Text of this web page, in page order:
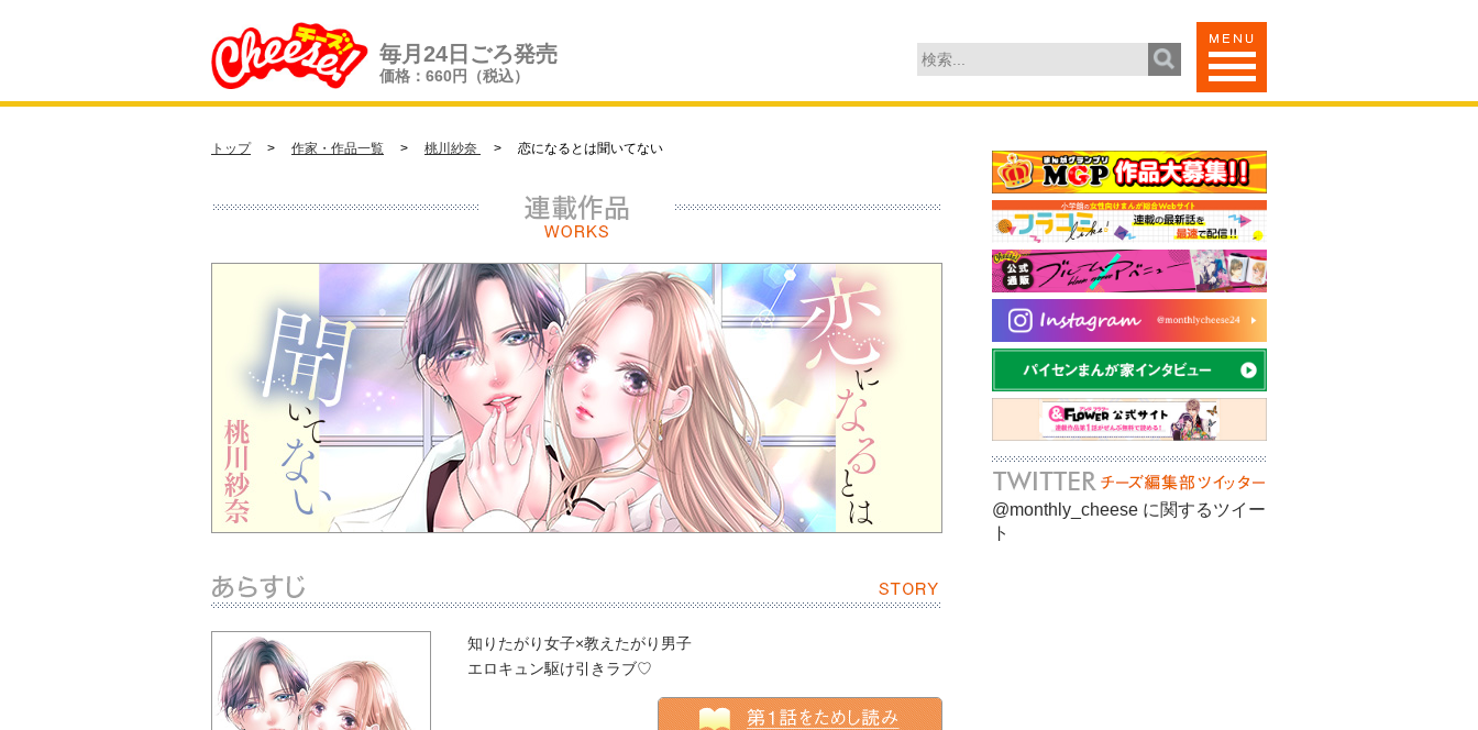
毎月24日ごろ発売
価格：660円（税込）
トップ> 作家・作品一覧 > 桃川紗奈 > 恋になるとは聞いてない
知りたがり女子×教えたがり男子
エロキュン駆け引きラブ♡
@monthly_cheese に関するツイー
ト